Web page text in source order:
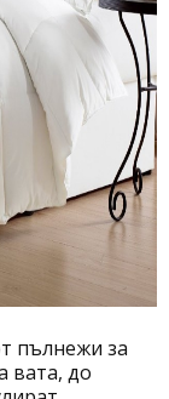
пълнежи за
вата, до